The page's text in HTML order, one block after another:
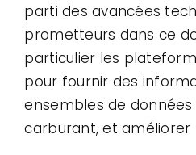
parti des avancées
prometteurs dans ce
particulier les
pour fournir des
ensembles de
carburant, et améliorer